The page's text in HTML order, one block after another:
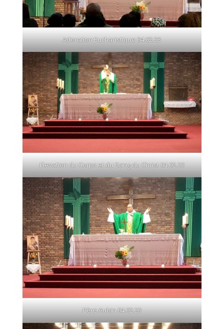
Adoration Eucharistique 04.02.23
Elevation du Corps et du Sang du Christ 04.02.23
Père Aubin 04.02.23